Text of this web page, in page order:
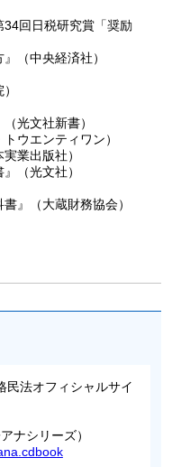
34回日税研究賞「奨励
（中央経済社）
光文社新書）
ウエンティワン）
業出版社）
（光文社）
』（大蔵財務協会）
民法オフィシャルサイ
ナシリーズ）